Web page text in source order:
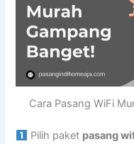
Cara Pasang WiFi
Pilih paket pasang